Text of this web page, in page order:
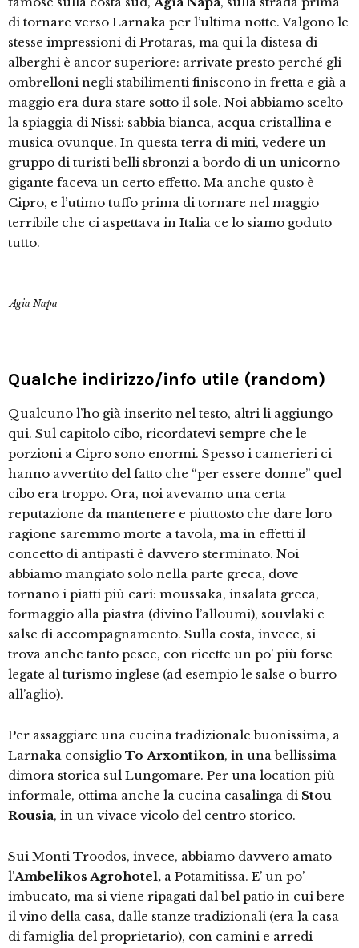
di tornare verso Larnaka per l’ultima notte. Valgono le
stesse impressioni di Protaras, ma qui la distesa di
alberghi è ancor superiore: arrivate presto perché gli
ombrelloni negli stabilimenti finiscono in fretta e già a
maggio era dura stare sotto il sole. Noi abbiamo scelto
la spiaggia di Nissi: sabbia bianca, acqua cristallina e
musica ovunque. In questa terra di miti, vedere un
gruppo di turisti belli sbronzi a bordo di un unicorno
gigante faceva un certo effetto. Ma anche qusto è
Cipro, e l’utimo tuffo prima di tornare nel maggio
terribile che ci aspettava in Italia ce lo siamo goduto
tutto.
Agia Napa
Qualche indirizzo/info utile (random)
Qualcuno l’ho già inserito nel testo, altri li aggiungo
qui. Sul capitolo cibo, ricordatevi sempre che le
porzioni a Cipro sono enormi. Spesso i camerieri ci
hanno avvertito del fatto che “per essere donne” quel
cibo era troppo. Ora, noi avevamo una certa
reputazione da mantenere e piuttosto che dare loro
ragione saremmo morte a tavola, ma in effetti il
concetto di antipasti è davvero sterminato. Noi
abbiamo mangiato solo nella parte greca, dove
tornano i piatti più cari: moussaka, insalata greca,
formaggio alla piastra (divino l’alloumi), souvlaki e
salse di accompagnamento. Sulla costa, invece, si
trova anche tanto pesce, con ricette un po’ più forse
legate al turismo inglese (ad esempio le salse o burro
all’aglio).
Per assaggiare una cucina tradizionale buonissima, a
Larnaka consiglio To Arxontikon, in una bellissima
dimora storica sul Lungomare. Per una location più
informale, ottima anche la cucina casalinga di Stou
Rousia, in un vivace vicolo del centro storico.
Sui Monti Troodos, invece, abbiamo davvero amato
l’Ambelikos Agrohotel, a Potamitissa. E’ un po’
imbucato, ma si viene ripagati dal bel patio in cui bere
il vino della casa, dalle stanze tradizionali (era la casa
di famiglia del proprietario), con camini e arredi